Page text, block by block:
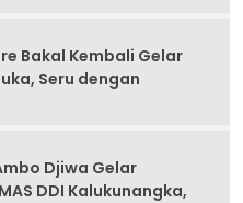
Bakal Kembali Gelar
Seru dengan
Djiwa Gelar
DDI Kalukunangka,